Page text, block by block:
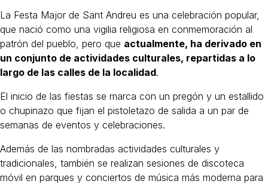
La Festa Major de Sant Andreu es una celebración popular,
que nació como una vigilia religiosa en conmemoración al
patrón del pueblo, pero que actualmente, ha derivado en
un conjunto de actividades culturales, repartidas a lo
largo de las calles de la localidad.
El inicio de las fiestas se marca con un pregón y un estallido
o chupinazo que fijan el pistoletazo de salida a un par de
semanas de eventos y celebraciones.
Además de las nombradas actividades culturales y
tradicionales, también se realizan sesiones de discoteca
móvil en parques y conciertos de música más moderna para